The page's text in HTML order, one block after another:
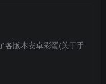
各版本安卓彩蛋(关于手